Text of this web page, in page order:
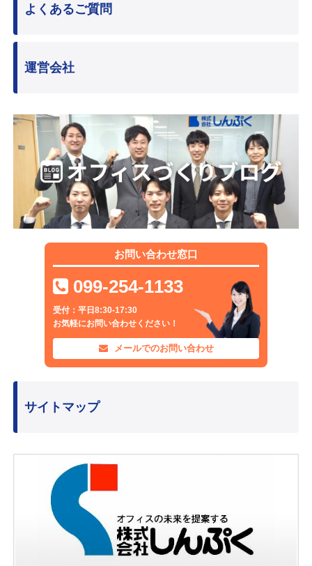
よくあるご質問
運営会社
お問い合わせ窓口
099-254-1133
受付：平日8:30-17:30
お気軽にお問い合わせください！
メールでのお問い合わせ
サイトマップ